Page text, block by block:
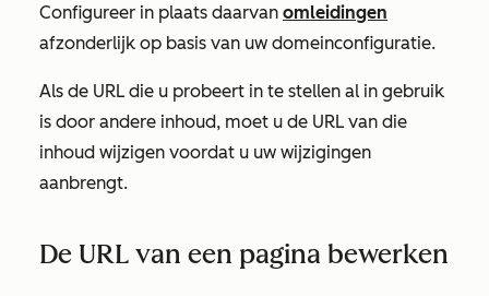
Configureer in plaats daarvan omleidingen
afzonderlijk op basis van uw domeinconfiguratie.
Als de URL die u probeert in te stellen al in gebruik
is door andere inhoud, moet u de URL van die
inhoud wijzigen voordat u uw wijzigingen
aanbrengt.
De URL van een pagina bewerken